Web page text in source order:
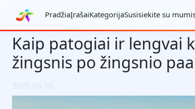
PradžiaĮrašaiKategorijaSusisiekite su
Kaip patogiai ir lengvai
žingsnis po žingsnio
2025-05-10 .